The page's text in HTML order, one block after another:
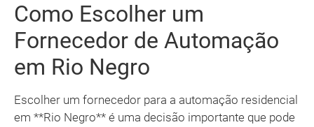
Como Escolher um
Fornecedor de Automação
em Rio Negro
Escolher um fornecedor para a automação residencial
em **Rio Negro** é uma decisão importante que pode